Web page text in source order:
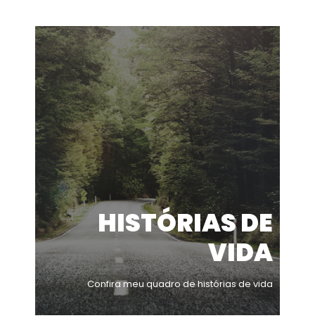
HISTÓRIAS DE
VIDA
Confira meu quadro de histórias de vida